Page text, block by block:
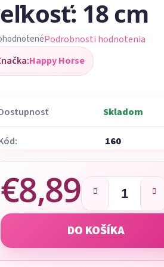
18 cm
Podrobnosti hodnotenia
Happy Horse
Skladom
160
€8,89
Jednotková cena:
DO KOŠÍKA